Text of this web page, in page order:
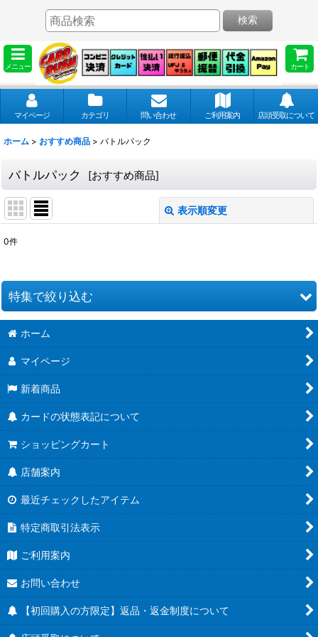
メニュー カート
検索
マイページ カテゴリ 問い合わせ ご利用案内 店頭受取について
ホーム > おすすめ商品 > バトルパック
バトルパック [おすすめ商品]
表示順変更
並び順 :
0件
特集で絞り込む
ブースターパック CROSS FORCE [FB10]
ブースターパック DUAL EVOLUTION [FB09]
スタートデッキEX 進化の境地[FS11]
スタートデッキEX 気の躍動[FS12]
ブースターパック 誇り高き戦闘民族 [FB08]
MANGA BOOSTER 02[SB02]
MANGA BOOSTER 01[SB01]
チャンピオンシップ
アルティメットバトル
ホーム
マイページ
新着商品
カードの状態表記について
ショッピングカート
店舗案内
最近チェックしたアイテム
特定商取引法表示
ご利用案内
お問い合わせ
【初回購入の方限定】返品・返金制度について